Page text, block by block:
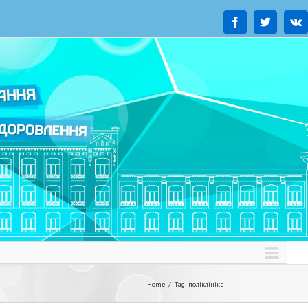
Home Tag: поліклініка